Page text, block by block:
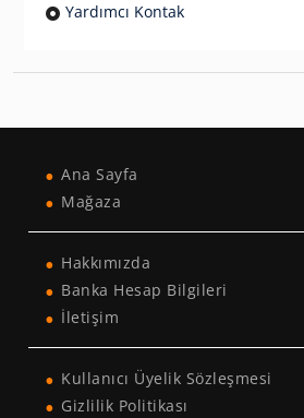
Yardımcı Kontak
Ana Sayfa
Mağaza
Hakkımızda
Banka Hesap Bilgileri
İletişim
Kullanıcı Üyelik Sözleşmesi
Gizlilik Politikası